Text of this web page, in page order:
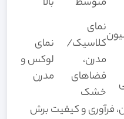
نمای
کلاسیک/
مدرن،
فضاهای
خشک
نمای
لوکس و
مدرن
فرآوری و کیفیت برش